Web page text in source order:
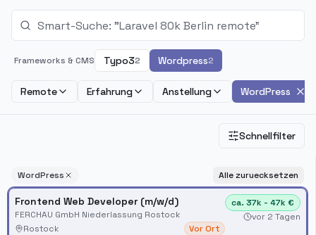
Frameworks & CMS Typo32 Wordpress2
Remote Erfahrung Anstellung WordPress
Schnellfilter
WordPress Alle zuruecksetzen
Frontend Web Developer (m/w/d)
FERCHAU GmbH Niederlassung Rostock
Rostock
Vor Ort
ca. 37k - 47k €
vor 2 Tagen